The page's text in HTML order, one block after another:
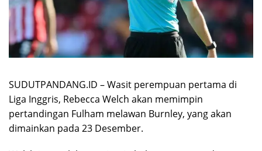
SUDUTPANDANG.ID – Wasit perempuan pertama di
Liga Inggris, Rebecca Welch akan memimpin
pertandingan Fulham melawan Burnley, yang akan
dimainkan pada 23 Desember.